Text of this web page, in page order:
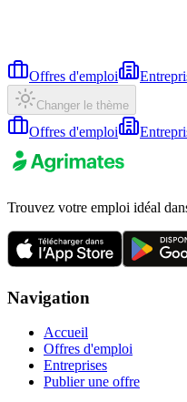
Offres d'emploi
Changer le thème
Offres d'emploi
Trouvez votre emploi idéal
Navigation
Accueil
Offres d'emploi
Entreprises
Publier une offre